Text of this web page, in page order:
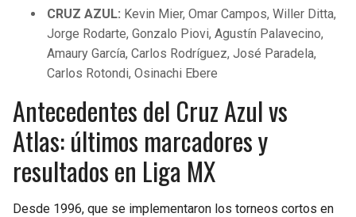
CRUZ AZUL: Kevin Mier, Omar Campos, Willer Ditta,
Jorge Rodarte, Gonzalo Piovi, Agustín Palavecino,
Amaury García, Carlos Rodríguez, José Paradela,
Carlos Rotondi, Osinachi Ebere
Antecedentes del Cruz Azul vs
Atlas: últimos marcadores y
resultados en Liga MX
Desde 1996, que se implementaron los torneos cortos en